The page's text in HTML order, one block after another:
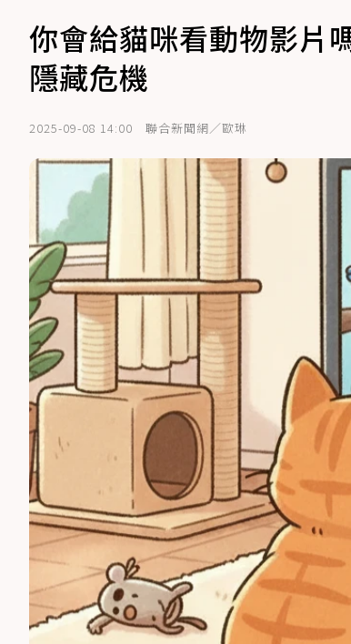
你會給貓咪看動物影片
隱藏危機
2025-09-08 14:00 聯合新聞網／歐琳